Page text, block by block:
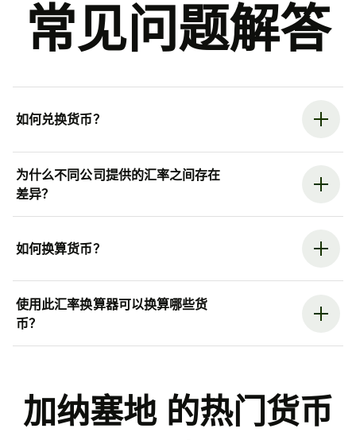
常见问题解答
如何兑换货币？
为什么不同公司提供的汇率之间存在
差异？
如何换算货币？
使用此汇率换算器可以换算哪些货
币？
加纳塞地 的热门货币